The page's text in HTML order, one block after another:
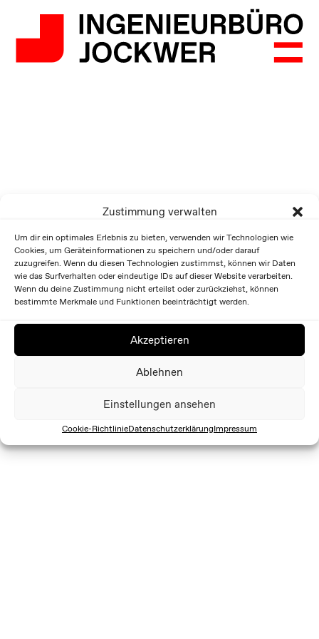
Zustimmung verwalten
Um dir ein optimales Erlebnis zu bieten, verwenden wir Technologien wie
Cookies, um Geräteinformationen zu speichern und/oder darauf
zuzugreifen. Wenn du diesen Technologien zustimmst, können wir Daten
wie das Surfverhalten oder eindeutige IDs auf dieser Website verarbeiten.
Wenn du deine Zustimmung nicht erteilst oder zurückziehst, können
bestimmte Merkmale und Funktionen beeinträchtigt werden.
Akzeptieren
Ablehnen
Einstellungen ansehen
Cookie-RichtlinieDatenschutzerklärungImpressum